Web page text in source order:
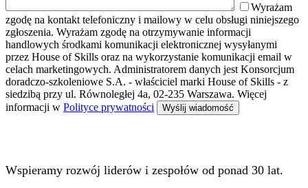
Wyrażam
zgodę na kontakt telefoniczny i mailowy w celu obsługi niniejszego
zgłoszenia. Wyrażam zgodę na otrzymywanie informacji
handlowych środkami komunikacji elektronicznej wysyłanymi
przez House of Skills oraz na wykorzystanie komunikacji email w
celach marketingowych. Administratorem danych jest Konsorcjum
doradczo-szkoleniowe S.A. - właściciel marki House of Skills - z
siedzibą przy ul. Równoległej 4a, 02-235 Warszawa. Więcej
informacji w Polityce prywatności
Wspieramy rozwój liderów i zespołów od ponad 30 lat.